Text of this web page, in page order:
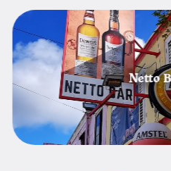
Netto Bar